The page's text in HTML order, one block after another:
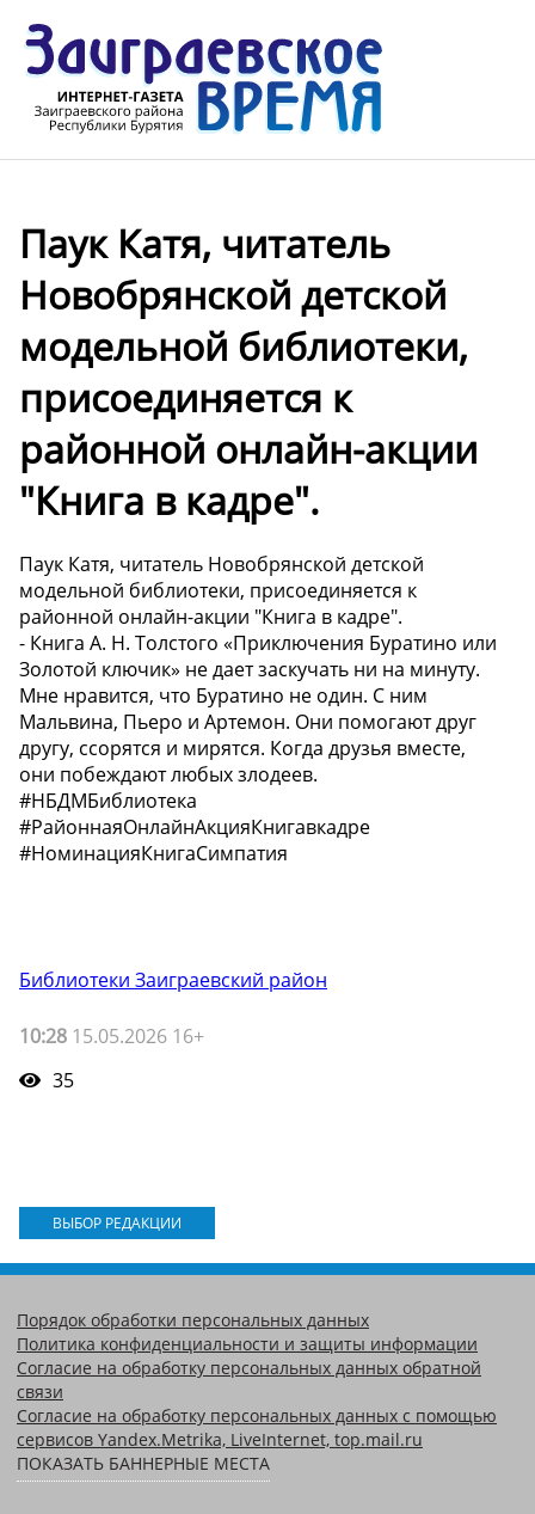
Паук Катя, читатель
Новобрянской детской
модельной библиотеки,
присоединяется к
районной онлайн-акции
"Книга в кадре".
Паук Катя, читатель Новобрянской детской
модельной библиотеки, присоединяется к
районной онлайн-акции "Книга в кадре".
- Книга А. Н. Толстого «Приключения Буратино или
Золотой ключик» не дает заскучать ни на минуту.
Мне нравится, что Буратино не один. С ним
Мальвина, Пьеро и Артемон. Они помогают друг
другу, ссорятся и мирятся. Когда друзья вместе,
они побеждают любых злодеев.
#НБДМБиблиотека
#РайоннаяОнлайнАкцияКнигавкадре
#НоминацияКнигаСимпатия
Библиотеки Заиграевский район
10:28 15.05.2026 16+
35
ВЫБОР РЕДАКЦИИ
Порядок обработки персональных данных
Политика конфиденциальности и защиты информации
Согласие на обработку персональных данных обратной
связи
Согласие на обработку персональных данных с помощью
сервисов Yandex.Metrika, LiveInternet, top.mail.ru
ПОКАЗАТЬ БАННЕРНЫЕ МЕСТА